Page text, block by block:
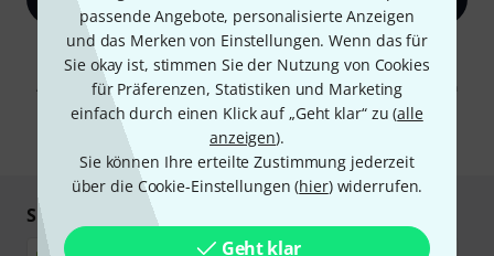
passende Angebote, personalisierte Anzeigen
und das Merken von Einstellungen. Wenn das für
Sie okay ist, stimmen Sie der Nutzung von Cookies
für Präferenzen, Statistiken und Marketing
einfach durch einen Klick auf „Geht klar“ zu (alle
anzeigen).
Sie können Ihre erteilte Zustimmung jederzeit
über die Cookie-Einstellungen (hier) widerrufen.
Geht klar
Mit Klick auf „Jetzt anmelden“ stimmen Sie dem Erhalt von E-Mail-
Werbung und einer Messung des E-Mail-Nutzungsverhaltens zu. Die
Abmeldung ist jederzeit möglich. Weitere Informationen finden Sie in
unseren
Datenschutzhinweisen .
* Pflichtfeld
Sicher einkaufen & bezahlen